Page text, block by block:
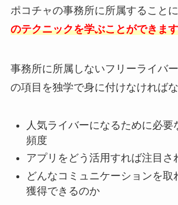
ポコチャの事務所に所属することに
のテクニックを学ぶことができます
事務所に所属しないフリーライバ
の項目を独学で身に付けなければな
人気ライバーになるために必要
頻度
アプリをどう活用すれば注目さ
どんなコミュニケーションを取
獲得できるのか